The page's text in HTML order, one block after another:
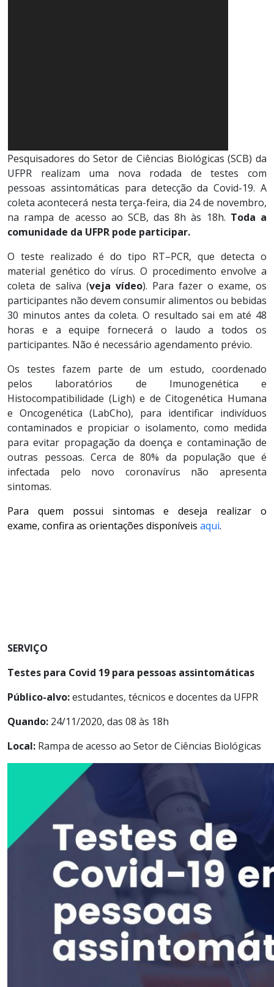
Pesquisadores do Setor de Ciências Biológicas (SCB) da
UFPR realizam uma nova rodada de testes com
pessoas assintomáticas para detecção da Covid-19. A
coleta acontecerá nesta terça-feira, dia 24 de novembro,
na rampa de acesso ao SCB, das 8h às 18h. Toda a
comunidade da UFPR pode participar.
O teste realizado é do tipo RT–PCR, que detecta o
material genético do vírus. O procedimento envolve a
coleta de saliva (veja vídeo). Para fazer o exame, os
participantes não devem consumir alimentos ou bebidas
30 minutos antes da coleta. O resultado sai em até 48
horas e a equipe fornecerá o laudo a todos os
participantes. Não é necessário agendamento prévio.
Os testes fazem parte de um estudo, coordenado
pelos laboratórios de Imunogenética e
Histocompatibilidade (Ligh) e de Citogenética Humana
e Oncogenética (LabCho), para identificar indivíduos
contaminados e propiciar o isolamento, como medida
para evitar propagação da doença e contaminação de
outras pessoas. Cerca de 80% da população que é
infectada pelo novo coronavírus não apresenta
sintomas.
Para quem possui sintomas e deseja realizar o
exame, confira as orientações disponíveis aqui.
SERVIÇO
Testes para Covid 19 para pessoas assintomáticas
Público-alvo:estudantes, técnicos e docentes da UFPR
Quando: 24/11/2020, das 08 às 18h
Local: Rampa de acesso ao Setor de Ciências Biológicas